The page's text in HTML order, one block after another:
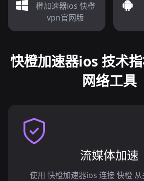
橙加速器ios 快橙
vpn官网版
快橙加速器ios 技术
网络工具
流媒体加速
使用 快橙加速器ios 连接 快橙